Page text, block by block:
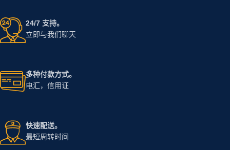
24/7 支持。
立即与我们聊天
多种付款方式。
电汇，信用证
快速配送。
最短周转时间